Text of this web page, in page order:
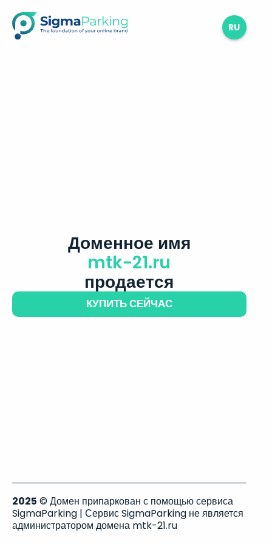
RU
Доменное имя
mtk-21.ru
продается
КУПИТЬ СЕЙЧАС
2025 © Домен припаркован с помощью сервиса
SigmaParking | Сервис SigmaParking не является
администратором домена mtk-21.ru